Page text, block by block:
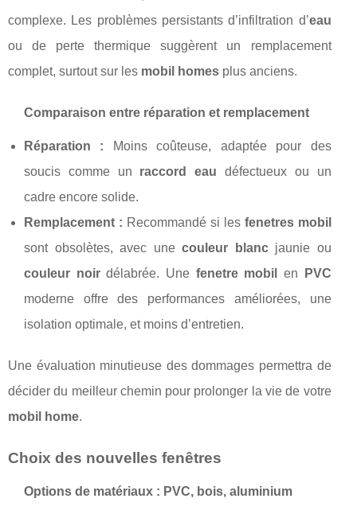
complexe. Les problèmes persistants d’infiltration d’eau
ou de perte thermique suggèrent un remplacement
complet, surtout sur les mobil homes plus anciens.
Comparaison entre réparation et remplacement
Réparation : Moins coûteuse, adaptée pour des
soucis comme un raccord eau défectueux ou un
cadre encore solide.
Remplacement : Recommandé si les fenetres mobil
sont obsolètes, avec unecouleur blancjaunie ou
couleur noirdélabrée. Une fenetre mobil en
PVC
moderne offre des performances améliorées, une
isolation optimale, et moins d’entretien.
Une évaluation minutieuse des dommages permettra de
décider du meilleur chemin pour prolonger la vie de votre
mobil home.
Choix des nouvelles fenêtres
Options de matériaux : PVC, bois, aluminium